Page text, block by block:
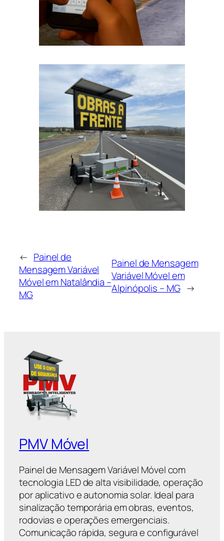
← Painel de
Mensagem Variável
Móvel em Natalândia –
MG
Painel de Mensagem
Variável Móvel em
Alpinópolis – MG →
PMV Móvel
Painel de Mensagem Variável Móvel com
tecnologia LED de alta visibilidade, operação
por aplicativo e autonomia solar. Ideal para
sinalização temporária em obras, eventos,
rodovias e operações emergenciais.
Comunicação rápida, segura e configurável